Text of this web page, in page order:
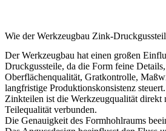
Wie der Werkzeugbau Zink-
Der Werkzeugbau hat einen großen
Druckgussteile, da die Form feine
Oberflächenqualität, Gratkontrolle,
langfristige Produktionskonsistenz
Zinkteilen ist die Werkzeugqualität direkt
Teilequalität verbunden.
Die Genauigkeit des Formhohlraums